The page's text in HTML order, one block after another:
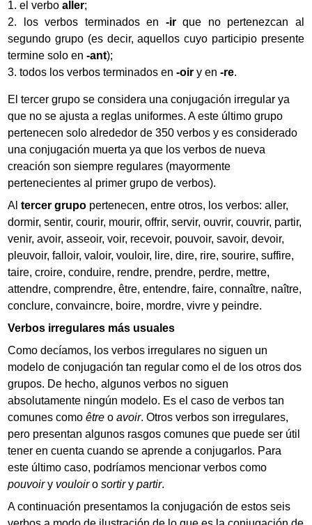
el verboaller;
los verbos terminados en -irque no pertenezcan al
segundo grupo (es decir, aquellos cuyo participio presente
termine solo en-ant);
todos los verbos terminados en-oir y en-re.
El tercer grupo se considera una conjugación irregular ya
que no se ajusta a reglas uniformes. A este último grupo
pertenecen solo alrededor de 350 verbos y es considerado
una conjugación muerta ya que los verbos de nueva
creación son siempre regulares (mayormente
pertenecientes al primer grupo de verbos).
Altercer grupo pertenecen, entre otros, los verbos: aller,
dormir, sentir, courir, mourir, offrir, servir, ouvrir, couvrir, partir,
venir, avoir, asseoir, voir, recevoir, pouvoir, savoir, devoir,
pleuvoir, falloir, valoir, vouloir, lire, dire, rire, sourire, suffire,
taire, croire, conduire, rendre, prendre, perdre, mettre,
attendre, comprendre, être, entendre, faire, connaître, naître,
conclure, convaincre, boire, mordre, vivre y peindre.
Verbos irregulares más usuales
Como decíamos, los verbos irregulares no siguen un
modelo de conjugación tan regular como el de los otros dos
grupos. De hecho, algunos verbos no siguen
absolutamente ningún modelo. Es el caso de verbos tan
comunes comoêtre oavoir. Otros verbos son irregulares,
pero presentan algunos rasgos comunes que puede ser útil
tener en cuenta cuando se aprende a conjugarlos. Para
este último caso, podríamos mencionar verbos como
pouvoiry vouloirosortirypartir.
A continuación presentamos la conjugación de estos seis